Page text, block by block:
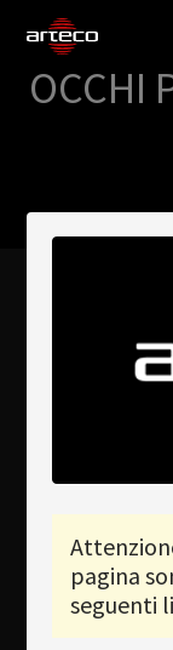
Newsletter
Download
SOLUZIONI
TRAINING
SUPPORTO
OCCHI
pagina
seguenti